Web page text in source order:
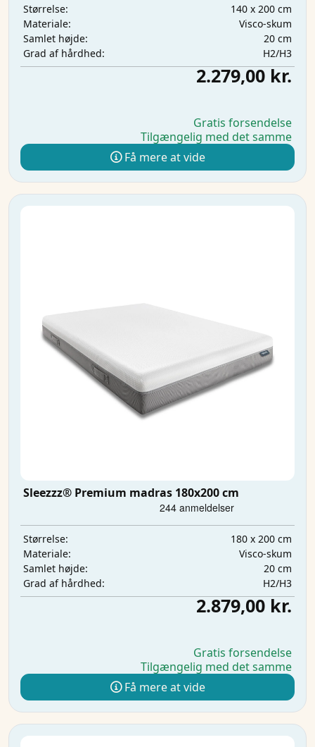
Størrelse:
140 x 200 cm
Materiale:
Visco-skum
Samlet højde:
20 cm
Grad af hårdhed:
H2/H3
2.279,00 kr.
Gratis forsendelse
Tilgængelig med det samme
Få mere at vide
Sleezzz® Premium madras 180x200 cm
Størrelse:
180 x 200 cm
Materiale:
Visco-skum
Samlet højde:
20 cm
Grad af hårdhed:
H2/H3
2.879,00 kr.
Gratis forsendelse
Tilgængelig med det samme
Få mere at vide